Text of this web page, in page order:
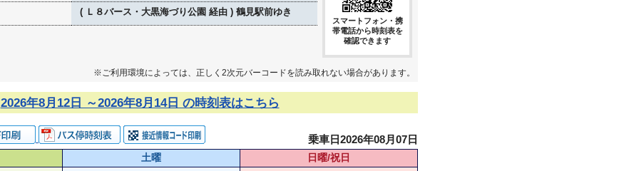
( Ｌ８バース・大黒海づり公園 経由 ) 鶴見駅前ゆき
スマートフォン・携
帯電話から時刻表を
確認できます
※ご利用環境によっては、正しく2次元バーコードを読み取れない場合があります。
2026年8月12日 ～2026年8月14日 の時刻表はこちら
乗車日2026年08月07日
土曜
日曜/祝日